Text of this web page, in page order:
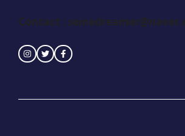
Contact :